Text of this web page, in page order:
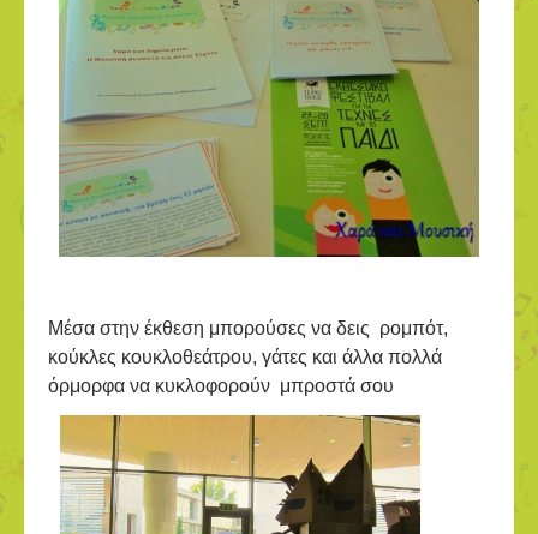
Μέσα στην έκθεση μπορούσες να δεις ρομπότ,
κούκλες κουκλοθεάτρου, γάτες και άλλα πολλά
όρμορφα να κυκλοφορούν μπροστά σου